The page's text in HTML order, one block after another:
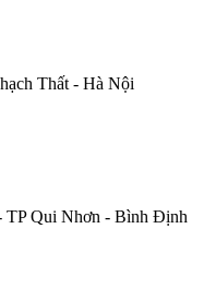
Thất - Hà Nội
TP Qui Nhơn - Bình Định